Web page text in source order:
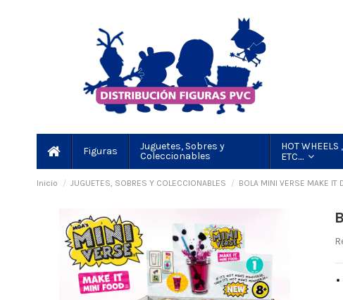
Figuras
Juguetes, Sobres y
Coleccionables
HOT WHEELS
ETC....
Inicio JUGUETES, SOBRES Y COLECCIONABLES BOLA MINI VERSE MAKE IT